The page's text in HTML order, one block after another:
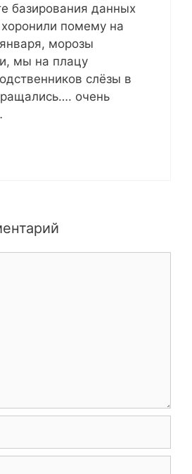
базирования данных
помему на
морозы
мы на плацу
слёзы в
очень